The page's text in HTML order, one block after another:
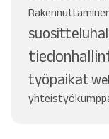
työpaikat